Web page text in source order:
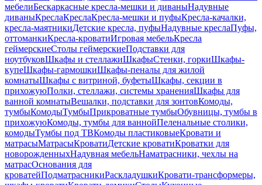
мебелиБескаркасные кресла-мешки и диваныНадувные
диваныКреслаКреслаКресла-мешки и пуфыКресла-качалки,
кресла-маятникиДетские кресла, пуфыНадувные креслаПуфы,
оттоманкиКресла-кроватиИгровая мебельКресла
геймерскиеСтолы геймерскиеПодставки для
ноутбуковШкафы и стеллажиШкафыСтенки, горкиШкафы-
купеШкафы-гармошкиШкафы-пеналы для жилой
комнатыШкафы с витриной, буфетыШкафы, секции в
прихожуюПолки, стеллажи, системы храненияШкафы для
ванной комнатыВешалки, подставки для зонтовКомоды,
тумбыКомодыТумбыПрикроватные тумбыОбувницы, тумбы в
прихожуюКомоды, тумбы для ваннойПеленальные столики,
комодыТумбы под ТВКомоды пластиковыеКровати и
матрасыМатрасыКроватиДетские кроватиКроватки для
новорожденныхНадувная мебельНаматрасники, чехлы на
матрасОснования для
кроватейПодматрасникиРаскладушкиКровати-трансформеры,